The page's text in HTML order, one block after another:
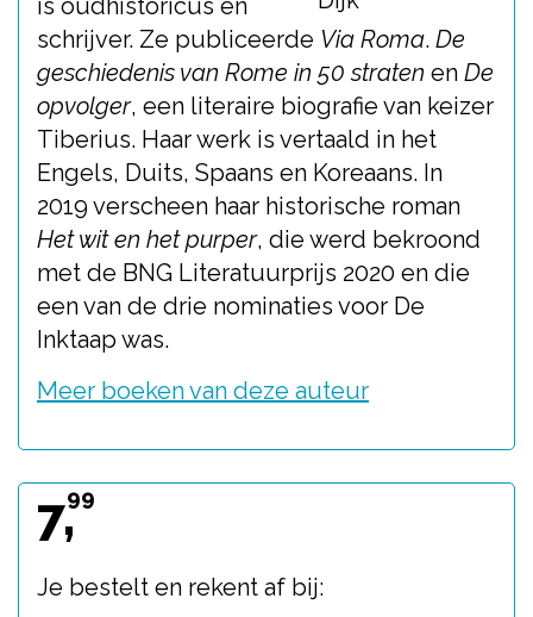
is oudhistoricus en
schrijver. Ze publiceerde Via Roma. De
geschiedenis van Rome in 50 straten en De
opvolger, een literaire biografie van keizer
Tiberius. Haar werk is vertaald in het
Engels, Duits, Spaans en Koreaans. In
2019 verscheen haar historische roman
Het wit en het purper, die werd bekroond
met de BNG Literatuurprijs 2020 en die
een van de drie nominaties voor De
Inktaap was.
Meer boeken van deze auteur
7,99
Je bestelt en rekent af bij: